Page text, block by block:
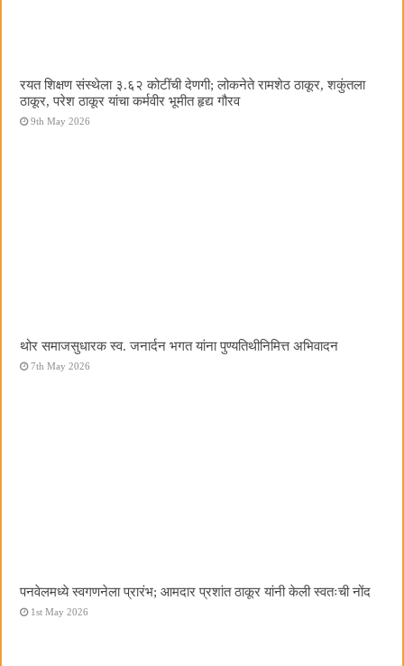
रयत शिक्षण संस्थेला ३.६२ कोटींची देणगी; लोकनेते रामशेठ ठाकूर, शकुंतला
ठाकूर, परेश ठाकूर यांचा कर्मवीर भूमीत हृद्य गौरव
9th May 2026
थोर समाजसुधारक स्व. जनार्दन भगत यांना पुण्यतिथीनिमित्त अभिवादन
7th May 2026
पनवेलमध्ये स्वगणनेला प्रारंभ; आमदार प्रशांत ठाकूर यांनी केली स्वतःची नोंद
1st May 2026